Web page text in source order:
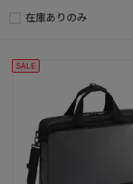
在庫ありのみ
SALE